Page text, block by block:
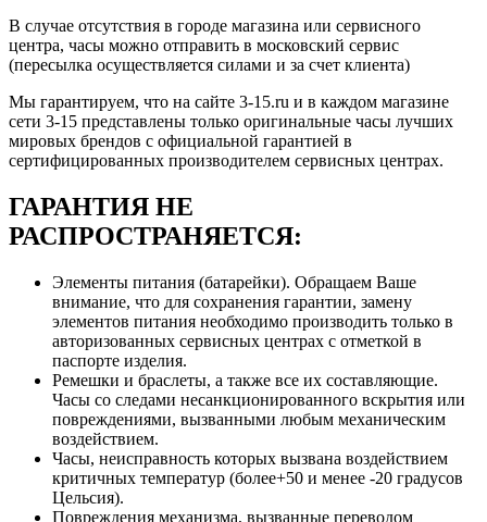
В случае отсутствия в городе магазина или сервисного
центра, часы можно отправить в московский сервис
(пересылка осуществляется силами и за счет клиента)
Мы гарантируем, что на сайте 3-15.ru и в каждом магазине
сети 3-15 представлены только оригинальные часы лучших
мировых брендов с официальной гарантией в
сертифицированных производителем сервисных центрах.
ГАРАНТИЯ НЕ
РАСПРОСТРАНЯЕТСЯ:
Элементы питания (батарейки). Обращаем Ваше
внимание, что для сохранения гарантии, замену
элементов питания необходимо производить только в
авторизованных сервисных центрах с отметкой в
паспорте изделия.
Ремешки и браслеты, а также все их составляющие.
Часы со следами несанкционированного вскрытия или
повреждениями, вызванными любым механическим
воздействием.
Часы, неисправность которых вызвана воздействием
критичных температур (более+50 и менее -20 градусов
Цельсия).
Повреждения механизма, вызванные переводом